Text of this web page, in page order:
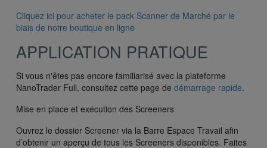
Cliquez ici pour acheter le pack Scanner de Marché par le
biais de notre boutique en ligne
APPLICATION PRATIQUE
Si vous n'êtes pas encore familiarisé avec la plateforme
NanoTrader Full, consultez cette page de démarrage rapide.
Mise en place et exécution des Screeners
Ouvrez le dossier Screener via la Barre Espace Travail afin
d’obtenir un aperçu de tous les Screeners disponibles. Faites